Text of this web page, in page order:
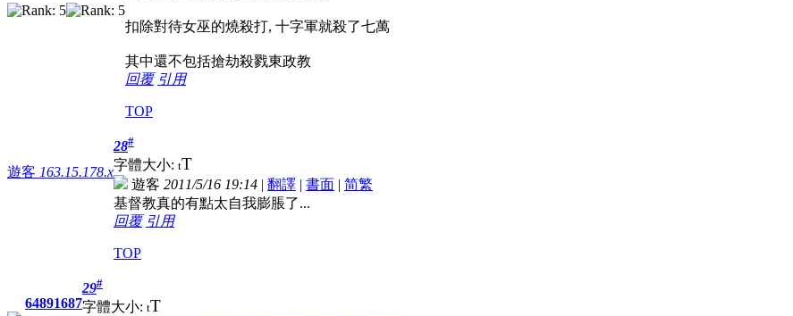
扣除對待女巫的燒殺打, 十字軍就殺了七萬
其中還不包括搶劫殺戮東政教
回覆 引用
TOP
遊客 163.15.178.x
28#
字體大小: tT
遊客 2011/5/16 19:14 | 翻譯 | 書面 | 简繁
基督教真的有點太自我膨脹了...
回覆 引用
TOP
64891687
29#
字體大小: tT